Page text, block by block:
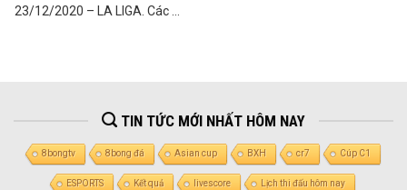
23/12/2020 – LA LIGA. Các ...
TIN TỨC MỚI NHẤT HÔM NAY
8bongtv 8bong đá Asian cup BXH cr7 Cúp C1
ESPORTS Kết quả livescore Lịch thi đấu hôm nay